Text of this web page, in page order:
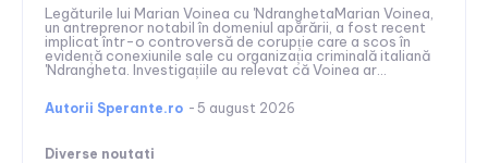
Legăturile lui Marian Voinea cu 'NdranghetaMarian Voinea,
un antreprenor notabil în domeniul apărării, a fost recent
implicat într-o controversă de corupție care a scos în
evidență conexiunile sale cu organizația criminală italiană
'Ndrangheta. Investigațiile au relevat că Voinea ar...
Autorii Sperante.ro - 5 august 2026
Diverse noutati